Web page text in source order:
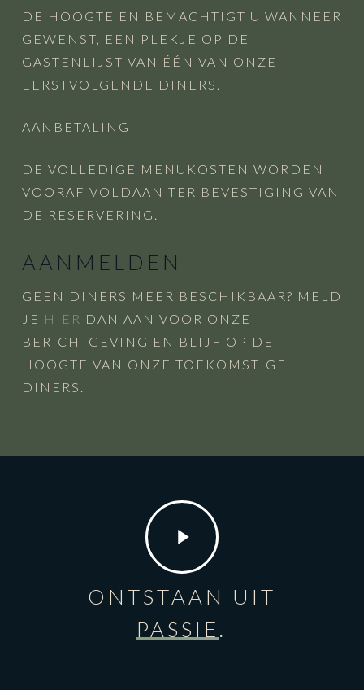
DE HOOGTE EN BEMACHTIGT U WANNEER
GEWENST, EEN PLEKJE OP DE
GASTENLIJST VAN ÉÉN VAN ONZE
EERSTVOLGENDE DINERS.
AANBETALING
DE VOLLEDIGE MENUKOSTEN WORDEN
VOORAF VOLDAAN TER BEVESTIGING VAN
DE RESERVERING.
AANMELDEN
GEEN DINERS MEER BESCHIKBAAR? MELD
JE HIER DAN AAN VOOR ONZE
BERICHTGEVING EN BLIJF OP DE
HOOGTE VAN ONZE TOEKOMSTIGE
DINERS.
PLAY
VIDEO
ONTSTAAN UIT
PASSIE.